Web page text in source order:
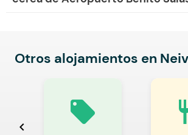
Otros alojamientos en
chevron_left
local_offer